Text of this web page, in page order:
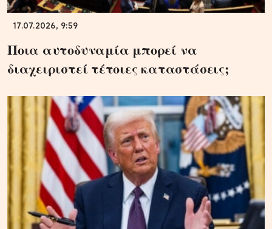
17.07.2026, 9:59
Ποια αυτοδυναμία μπορεί να
διαχειριστεί τέτοιες καταστάσεις;